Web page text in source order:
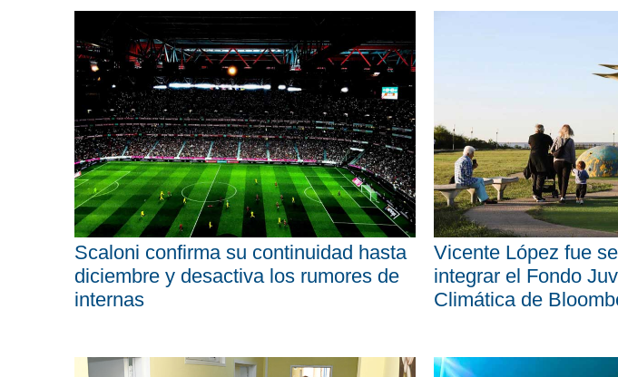
Scaloni confirma su continuidad hasta
diciembre y desactiva los rumores de
internas
Vicente López fue
integrar el Fondo
Climática de